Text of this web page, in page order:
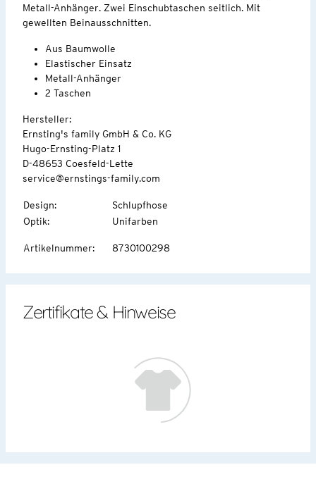
Metall-Anhänger. Zwei Einschubtaschen seitlich. Mit
gewellten Beinausschnitten.
Aus Baumwolle
Elastischer Einsatz
Metall-Anhänger
2 Taschen
Hersteller:
Ernsting's family GmbH & Co. KG
Hugo-Ernsting-Platz 1
D-48653 Coesfeld-Lette
service@ernstings-family.com
Design:
Schlupfhose
Optik: Unifarben
Artikelnummer: 8730100298
Zertifikate & Hinweise